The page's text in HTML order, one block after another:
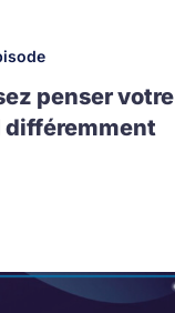
penser votre
différemment